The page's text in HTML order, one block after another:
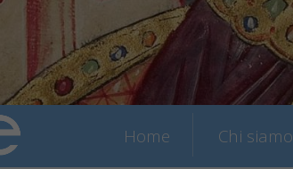
Home Chi siamo